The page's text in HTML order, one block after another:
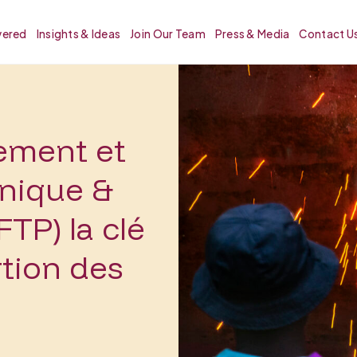
Insights & Ideas Join Our Team Press & Media Contact
et
&
la clé
des